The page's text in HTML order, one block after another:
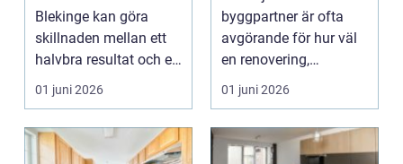
Blekinge kan göra
skillnaden mellan ett
halvbra resultat och ett
hem eller en...
01 juni 2026
ombyggnad
byggpartner är ofta
avgörande för hur väl
en renovering,
ombyggnad eller
tillbyggnad ...
01 juni 2026